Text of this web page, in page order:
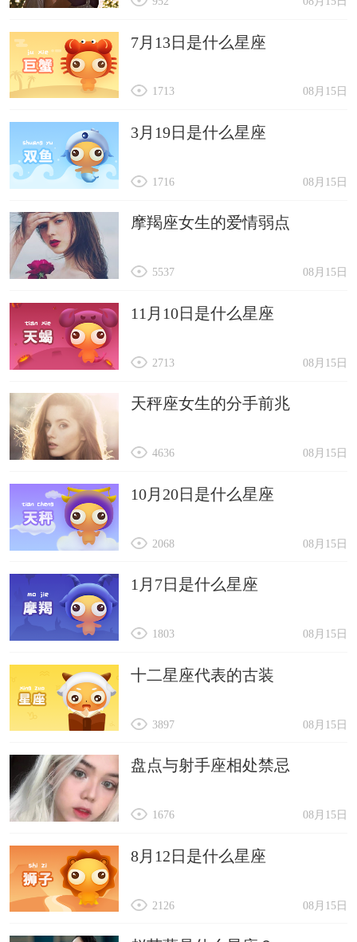
7月13日是什么星座
08月15日
1713
3月19日是什么星座
08月15日
1716
摩羯座女生的爱情弱点
08月15日
5537
11月10日是什么星座
08月15日
2713
天秤座女生的分手前兆
08月15日
4636
10月20日是什么星座
08月15日
2068
1月7日是什么星座
08月15日
1803
十二星座代表的古装
08月15日
3897
盘点与射手座相处禁忌
08月15日
1676
8月12日是什么星座
08月15日
2126